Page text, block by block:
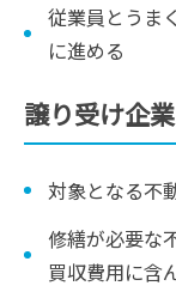
従業員とうま
に進める
譲り受け企業
対象となる不
修繕が必要な
買収費用に含